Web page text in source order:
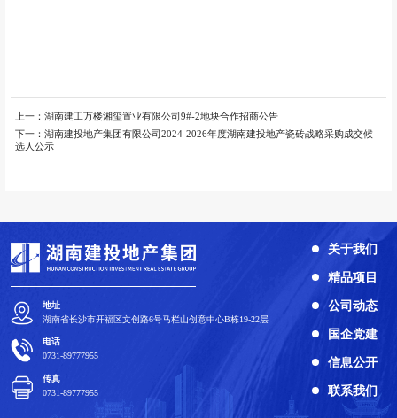
上一： 湖南建工万楼湘玺置业有限公司9#-2地块合作招商公告
下一： 湖南建投地产集团有限公司2024-2026年度湖南建投地产瓷砖战略采购成交候
选人公示
关于我们
精品项目
公司动态
国企党建
信息公开
联系我们
地址
湖南省长沙市开福区文创路6号马栏山创意中心B栋19-22层
电话
0731-89777955
传真
0731-​89777955